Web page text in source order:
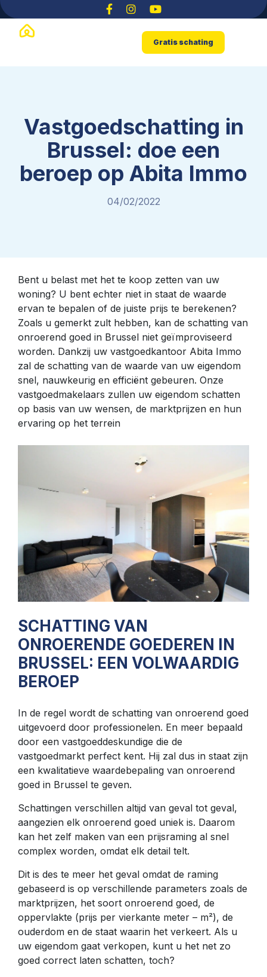
Gratis schating
Vastgoedschatting in
Brussel: doe een
beroep op Abita Immo
04/02/2022
Bent u belast met het te koop zetten van uw
woning? U bent echter niet in staat de waarde
ervan te bepalen of de juiste prijs te berekenen?
Zoals u gemerkt zult hebben, kan de schatting van
onroerend goed in Brussel niet geïmproviseerd
worden. Dankzij uw vastgoedkantoor Abita Immo
zal de schatting van de waarde van uw eigendom
snel, nauwkeurig en efficiënt gebeuren. Onze
vastgoedmakelaars zullen uw eigendom schatten
op basis van uw wensen, de marktprijzen en hun
ervaring op het terrein
SCHATTING VAN
ONROERENDE GOEDEREN IN
BRUSSEL: EEN VOLWAARDIG
BEROEP
In de regel wordt de schatting van onroerend goed
uitgevoerd door professionelen. En meer bepaald
door een vastgoeddeskundige die de
vastgoedmarkt perfect kent. Hij zal dus in staat zijn
een kwalitatieve waardebepaling van onroerend
goed in Brussel te geven.
Schattingen verschillen altijd van geval tot geval,
aangezien elk onroerend goed uniek is. Daarom
kan het zelf maken van een prijsraming al snel
complex worden, omdat elk detail telt.
Dit is des te meer het geval omdat de raming
gebaseerd is op verschillende parameters zoals de
marktprijzen, het soort onroerend goed, de
oppervlakte (prijs per vierkante meter – m²), de
ouderdom en de staat waarin het verkeert. Als u
uw eigendom gaat verkopen, kunt u het net zo
goed correct laten schatten, toch?